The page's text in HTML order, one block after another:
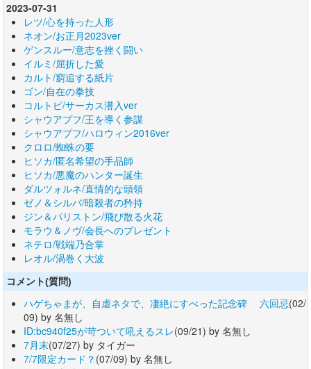
2023-07-31
レツ/心を持った人形
ネオン/お正月2023ver
ゲンスルー/意志を挫く闘い
イルミ/屈折した愛
カルト/窮追する紙片
ゴン/自在の拳技
コルトピ/サーカス潜入ver
シャウアプフ/王を導く参謀
シャウアプフ/ハロウィン2016ver
クロロ/蜘蛛の要
ヒソカ/匿名希望の手品師
ヒソカ/悪魔のハンター誕生
ダルツォルネ/直情的な頭領
ゼノ＆シルバ/暗殺者の矜持
ジン＆パリストン/飛び散る火花
モラウ＆ノヴ/会長へのプレゼント
ネテロ/戦端乃合掌
レオル/渦巻く大波
コメント(質問)
ハゲちゃまが、自虐ネタで、凄絶にすべった記念碑 六回忌(02/
09) by 名無し
ID:bc940f25が苛ついて吼えるスレ(09/21) by 名無し
7月末(07/27) by タイガー
7/7限定カード？ (07/09) by 名無し